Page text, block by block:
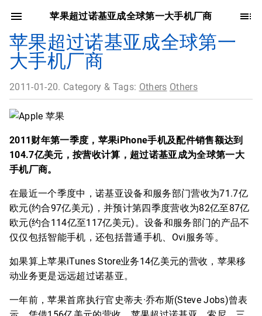
苹果超过诺基亚成全球第一大手机厂商
苹果超过诺基亚成全球第一
大手机厂商
2011-01-20. Category & Tags: Others Others
2011财年第一季度，苹果iPhone手机及配件销售额达到
104.7亿美元，按营收计算，超过诺基亚成为全球第一大
手机厂商。
在最近一个季度中，诺基亚设备和服务部门营收为71.7亿
欧元(约合97亿美元)，并预计第四季度营收为82亿至87亿
欧元(约合114亿至117亿美元)。设备和服务部门的产品不
仅仅包括智能手机，还包括普通手机、Ovi服务等。
如果算上苹果iTunes Store业务14亿美元的营收，苹果移
动业务更是远远超过诺基亚。
一年前，苹果首席执行官史蒂夫·乔布斯(Steve Jobs)曾表